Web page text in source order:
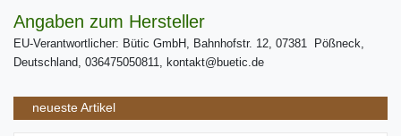
Angaben zum Hersteller
EU-Verantwortlicher: Bütic GmbH, Bahnhofstr. 12, 07381 Pößneck,
Deutschland, 036475050811, kontakt@buetic.de
neueste Artikel